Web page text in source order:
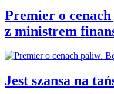
Premier o
z ministrem
Jest szansa na